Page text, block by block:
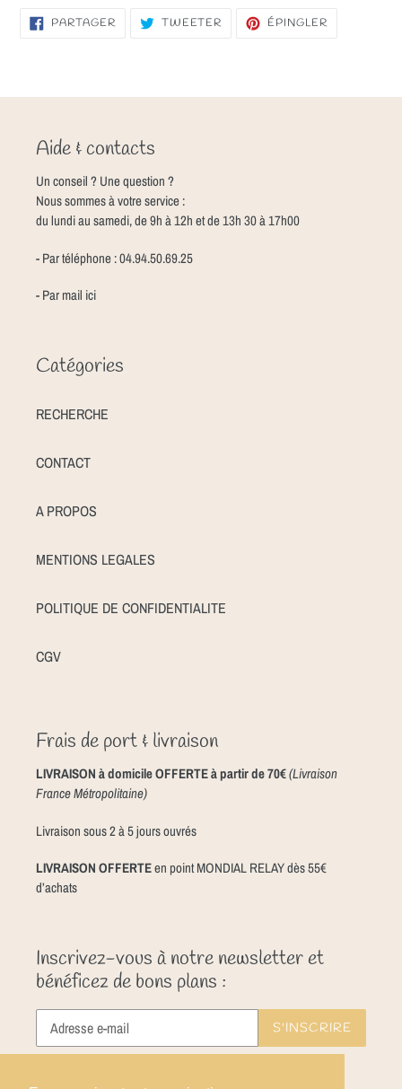
PARTAGERPARTAGER
SUR
TWEETER TWEETERÉPINGLER
Aide & contacts
Un conseil ? Une question ?
Nous sommes à votre service :
du lundi au samedi, de 9h à 12h et de 13h 30 à 17h00
- Par téléphone : 04.94.50.69.25
- Par mail ici
Catégories
RECHERCHE
CONTACT
A PROPOS
MENTIONS LEGALES
POLITIQUE DE CONFIDENTIALITE
CGV
Frais de port & livraison
LIVRAISON à domicile OFFERTE à partir de 70€(Livraison
France Métropolitaine)
Livraison sous 2 à 5 jours ouvrés
LIVRAISON OFFERTEen point MONDIAL RELAY dès 55€
d’achats
Inscrivez-vous à notre newsletter et
bénéficez de bons plans :
S'INSCRIRE